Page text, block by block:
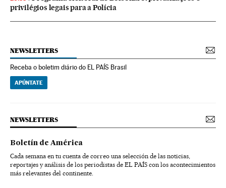
privilégios legais para a Polícia
NEWSLETTERS
Receba o boletim diário do EL PAÍS Brasil
APÚNTATE
NEWSLETTERS
Boletín de América
Cada semana en tu cuenta de correo una selección de las noticias,
reportajes y análisis de los periodistas de EL PAÍS con los acontecimientos
más relevantes del continente.